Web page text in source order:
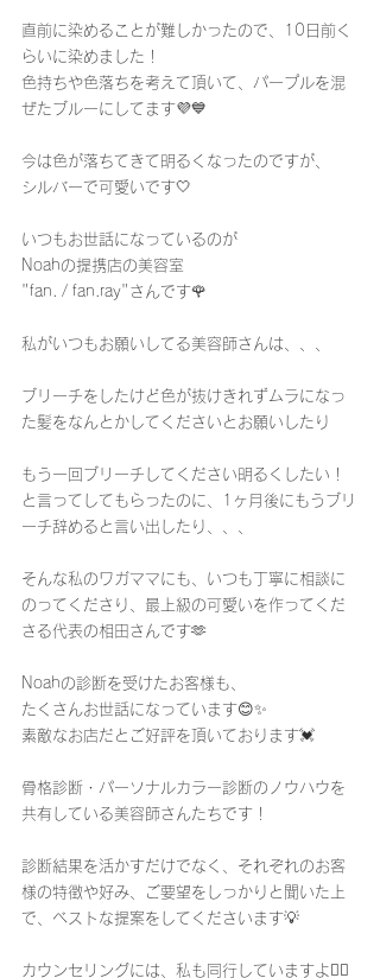
直前に染めることが難しかったので、10日前く
らいに染めました！
色持ちや色落ちを考えて頂いて、パープルを混
ぜたブルーにしてます💜💙
今は色が落ちてきて明るくなったのですが、
シルバーで可愛いです🤍
いつもお世話になっているのが
Noahの提携店の美容室
"fan. / fan.ray"さんです🌹
私がいつもお願いしてる美容師さんは、、、
ブリーチをしたけど色が抜けきれずムラになっ
た髪をなんとかしてくださいとお願いしたり
もう一回ブリーチしてください明るくしたい！
と言ってしてもらったのに、1ヶ月後にもうブリ
ーチ辞めると言い出したり、、、
そんな私のワガママにも、いつも丁寧に相談に
のってくださり、最上級の可愛いを作ってくだ
さる代表の相田さんです🫶
Noahの診断を受けたお客様も、
たくさんお世話になっています😊✨
素敵なお店だとご好評を頂いております💓
骨格診断・パーソナルカラー診断のノウハウを
共有している美容師さんたちです！
診断結果を活かすだけでなく、それぞれのお客
様の特徴や好み、ご要望をしっかりと聞いた上
で、ベストな提案をしてくださいます💡
カウンセリングには、私も同行していますよ❤️‍🔥